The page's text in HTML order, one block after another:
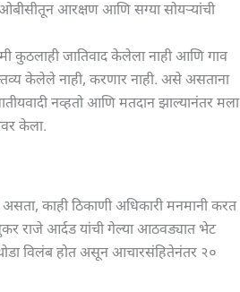
आरक्षण आणि सग्या सोयऱ्यांची
कुठलाही जातिवाद केलेला नाही आणि गाव
केलेले नाही, करणार नाही. असे असताना
नव्हतो आणि मतदान झाल्यानंतर मला
केला.
काही ठिकाणी अधिकारी मनमानी करत
राजे आर्दड यांची गेल्या आठवड्यात भेट
विलंब होत असून आचारसंहितेनंतर २०